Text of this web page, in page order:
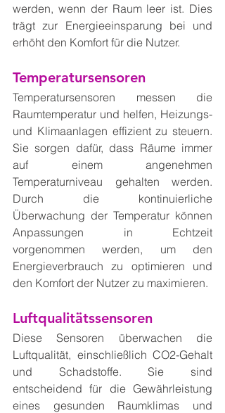
werden, wenn der Raum leer ist. Dies
trägt zur Energieeinsparung bei und
erhöht den Komfort für die Nutzer.
Temperatursensoren
Temperatursensoren messen die
Raumtemperatur und helfen, Heizungs-
und Klimaanlagen effizient zu steuern.
Sie sorgen dafür, dass Räume immer
auf einem angenehmen
Temperaturniveau gehalten werden.
Durch die kontinuierliche
Überwachung der Temperatur können
Anpassungen in Echtzeit
vorgenommen werden, um den
Energieverbrauch zu optimieren und
den Komfort der Nutzer zu maximieren.
Luftqualitätssensoren
Diese Sensoren überwachen die
Luftqualität, einschließlich CO2-Gehalt
und Schadstoffe. Sie sind
entscheidend für die Gewährleistung
eines gesunden Raumklimas und